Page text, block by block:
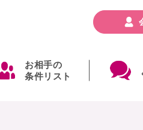
お相手の
条件リスト